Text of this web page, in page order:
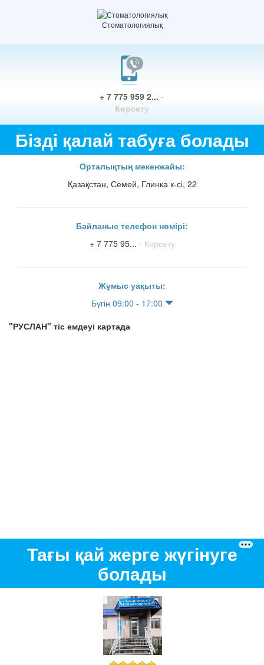
Стоматологиялық
+ 7 775 959 2...-
Көрсету
Бізді қалай табуға болады
Орталықтың мекенжайы:
Қазақстан, Семей, Глинка к-сі, 22
Байланыс телефон нөмірі:
+ 7 775 95... - Көрсету
Жұмыс уақыты:
Бүгін 09:00 - 17:00
"РУСЛАН" тіс емдеуі картада
Тағы қай жерге жүгінуге
болады